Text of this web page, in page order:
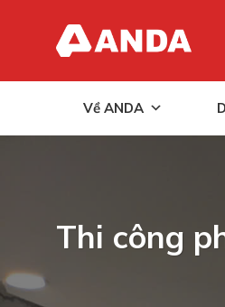
Về ANDA
Thi công